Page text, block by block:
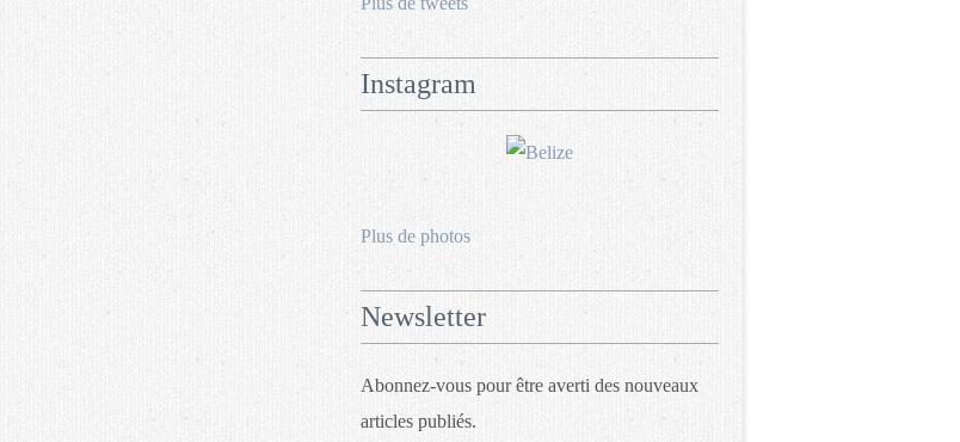
Instagram
Plus de photos
Newsletter
Abonnez-vous pour être averti des nouveaux
articles publiés.